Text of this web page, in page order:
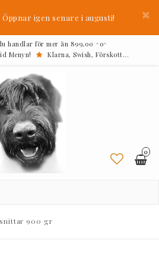
igen senare i augusti!
handlar för mer än 899,00 ^o^
Menyn!
Klarna, Swish, Förskott...
0
900 gr